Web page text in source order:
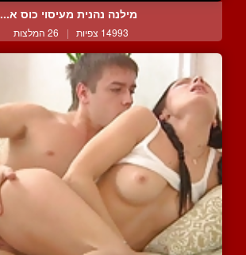
מילנה נהנית מעיסוי כוס א...
14993 צפיות | 26 המלצות